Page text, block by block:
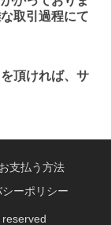
取引過程にて
頂ければ、サ
お支払う方法
ーポリシー